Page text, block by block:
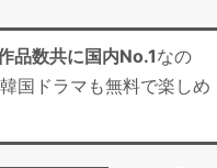
品数共に国内No.1なの
国ドラマも無料で楽しめ